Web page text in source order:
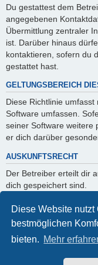
Diese Website
bestmöglichen
bieten. Mehr
Du gestattest dem
angegebenen
Übermittlung zentraler
ist. Darüber hinaus
kontaktieren, sofern du
gestattet hast.
GELTUNGSBEREICH
Diese Richtlinie
Software umfassen.
seiner Software weitere
er dich darüber
AUSKUNFTSRECHT
Der Betreiber erteilt dir
dich gespeichert sind.
Du kannst jederzeit die
verlangen. Kontaktiere